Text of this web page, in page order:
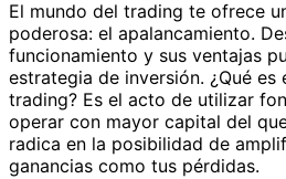
El mundo del trading te ofrece
poderosa: el apalancamiento.
funcionamiento y sus ventajas
estrategia de inversión. ¿Qué es
trading? Es el acto de utilizar
operar con mayor capital del
radica en la posibilidad de
ganancias como tus pérdidas.